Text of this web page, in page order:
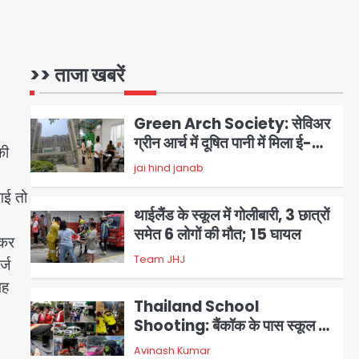
तो
>> ताजा खबरें
1
ट्रैफिक पोस्ट और स्लीपर बस भी
2
Green Arch Society: सेविअर
ग्रीन आर्च में दूषित पानी में मिला ई-
कोलाई, अथॉरिटी ने शुरू की सैंपलिंग
जांच
jai hind janab
3
थाईलैंड के स्कूल में गोलीबारी, 3 छात्रों
समेत 6 लोगों की मौत; 15 घायल
Team JHJ
4
Thailand School
Shooting: बैंकॉक के पास स्कूल में
छात्र ने की अंधाधुंध फायरिंग, हमलावर
Avinash Kumar